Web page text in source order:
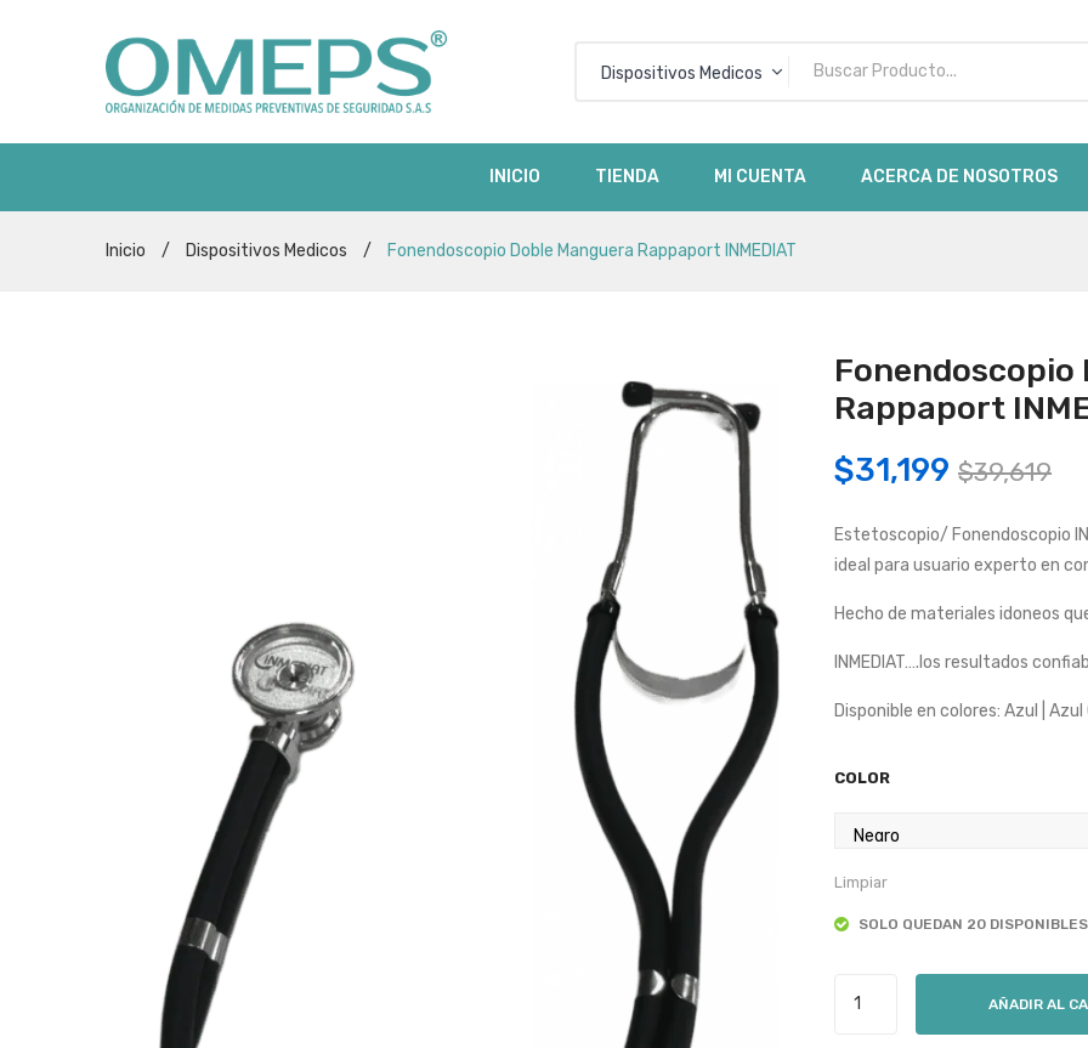
Dispositivos Medicos
No
INICIO TIENDA MI CUENTA ACERCA DE NOSOTROS
Inicio / Dispositivos Medicos / Fonendoscopio Doble Manguera Rappaport INMEDIAT
Fonendoscopio
Rappaport
$39,619
$31,199
is:
Estetoscopio/ Fonendoscopio
ideal para usuario experto en
Hecho de materiales idoneos
INMEDIAT….los resultados
Disponible en colores: Azul | Azul
COLOR
Limpiar
SOLO QUEDAN 20 DISPONIBLES
AÑADIR AL